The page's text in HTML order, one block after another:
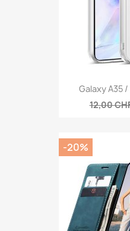
Galaxy A35
12,00
-20%